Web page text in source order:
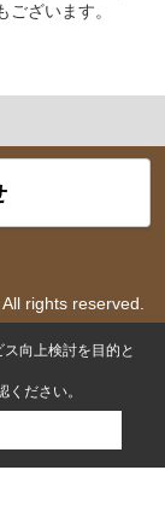
ざいます。
rights reserved.
向上検討を目的と
ください。